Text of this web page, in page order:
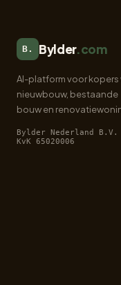
B. Bylder.com
AI-platform voor kopers
nieuwbouw, bestaande
bouw en
Bylder Nederland B.V.
KvK 65020006